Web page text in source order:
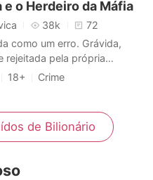
O que parecia
simples logo se transforma
/ Dominante
e o Herdeiro da Máfia
38k
72
como um erro. Grávida,
rejeitada pela própria
Monteiro já não tem mais
o homem mais frio (e
da elite mafiosa, o que
18+
Crime
/ Dominante
de Bilionário